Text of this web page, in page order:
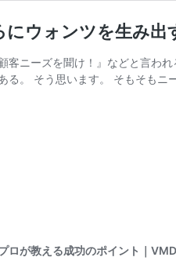
にウォンツを生み
顧客ニーズを聞け！』などと言わ
る。 そう思います。 そもそも
ロが教える成功のポイント｜